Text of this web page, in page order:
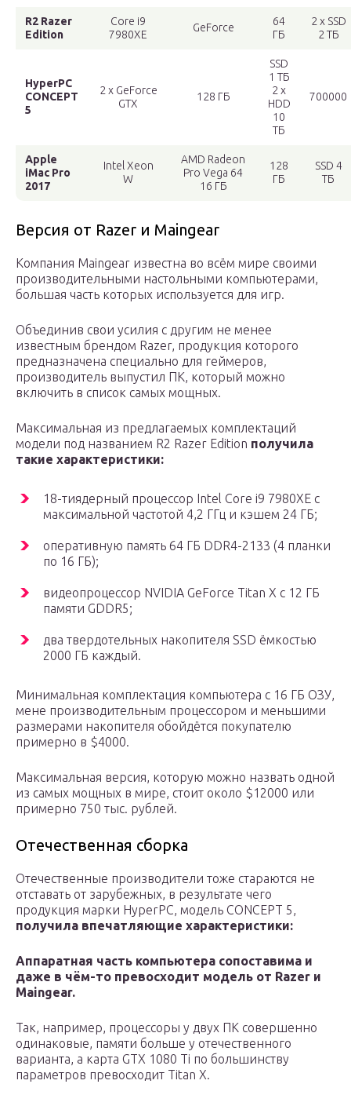
R2 Razer
Edition
Core i9
7980XE
GeForce
64
ГБ
2 х SSD
2 ТБ
HyperPC
CONCEPT
5
2 х GeForce
GTX
128 ГБ
SSD
1 ТБ
2 х
HDD
10
ТБ
700000
Apple
iMac Pro
2017
Intel Xeon
W
AMD Radeon
Pro Vega 64
16 ГБ
128
ГБ
SSD 4
ТБ
Версия от Razer и Maingear
Компания Maingear известна во всём мире своими
производительными настольными компьютерами,
большая часть которых используется для игр.
Объединив свои усилия с другим не менее
известным брендом Razer, продукция которого
предназначена специально для геймеров,
производитель выпустил ПК, который можно
включить в список самых мощных.
Максимальная из предлагаемых комплектаций
модели под названием R2 Razer Edition получила
такие характеристики:
18-тиядерный процессор Intel Core i9 7980XE с
максимальной частотой 4,2 ГГц и кэшем 24 ГБ;
оперативную память 64 ГБ DDR4-2133 (4 планки
по 16 ГБ);
видеопроцессор NVIDIA GeForce Titan X с 12 ГБ
памяти GDDR5;
два твердотельных накопителя SSD ёмкостью
2000 ГБ каждый.
Минимальная комплектация компьютера с 16 ГБ ОЗУ,
мене производительным процессором и меньшими
размерами накопителя обойдётся покупателю
примерно в $4000.
Максимальная версия, которую можно назвать одной
из самых мощных в мире, стоит около $12000 или
примерно 750 тыс. рублей.
Отечественная сборка
Отечественные производители тоже стараются не
отставать от зарубежных, в результате чего
продукция марки HyperPC, модель CONCEPT 5,
получила впечатляющие характеристики:
Аппаратная часть компьютера сопоставима и
даже в чём-то превосходит модель от Razer и
Maingear.
Так, например, процессоры у двух ПК совершенно
одинаковые, памяти больше у отечественного
варианта, а карта GTX 1080 Ti по большинству
параметров превосходит Titan X.